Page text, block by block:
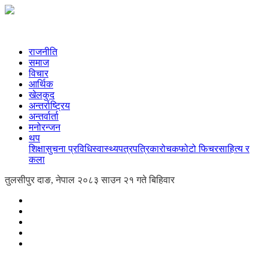
राजनीति
समाज
विचार
आर्थिक
खेलकुद
अन्तर्राष्ट्रिय
अन्तर्वार्ता
मनोरन्जन
थप
शिक्षासुचना प्रविधिस्वास्थ्यपत्रपत्रिकारोचकफोटो फिचरसाहित्य र
कला
तुलसीपुर दाङ, नेपाल २०८३ साउन २१ गते बिहिवार